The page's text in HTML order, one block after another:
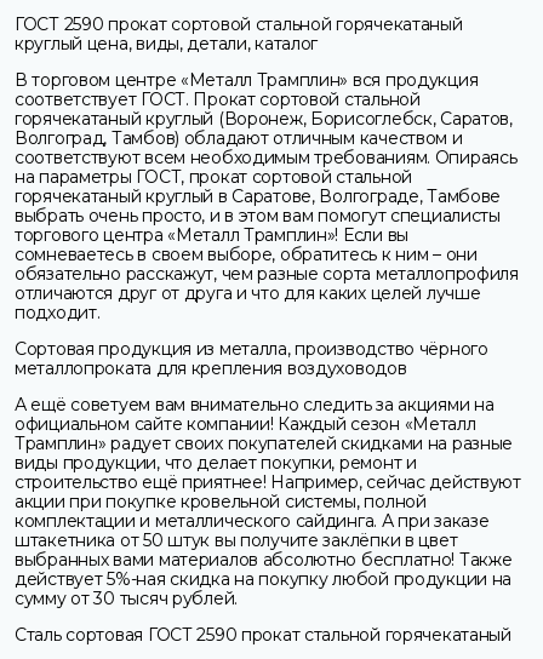
ГОСТ 2590 прокат сортовой стальной горячекатаный
круглый цена, виды, детали, каталог
В торговом центре «Металл Трамплин» вся продукция
соответствует ГОСТ. Прокат сортовой стальной
горячекатаный круглый (Воронеж, Борисоглебск, Саратов,
Волгоград, Тамбов) обладают отличным качеством и
соответствуют всем необходимым требованиям. Опираясь
на параметры ГОСТ, прокат сортовой стальной
горячекатаный круглый в Саратове, Волгограде, Тамбове
выбрать очень просто, и в этом вам помогут специалисты
торгового центра «Металл Трамплин»! Если вы
сомневаетесь в своем выборе, обратитесь к ним – они
обязательно расскажут, чем разные сорта металлопрофиля
отличаются друг от друга и что для каких целей лучше
подходит.
Сортовая продукция из металла, производство чёрного
металлопроката для крепления воздуховодов
А ещё советуем вам внимательно следить за акциями на
официальном сайте компании! Каждый сезон «Металл
Трамплин» радует своих покупателей скидками на разные
виды продукции, что делает покупки, ремонт и
строительство ещё приятнее! Например, сейчас действуют
акции при покупке кровельной системы, полной
комплектации и металлического сайдинга. А при заказе
штакетника от 50 штук вы получите заклёпки в цвет
выбранных вами материалов абсолютно бесплатно! Также
действует 5%-ная скидка на покупку любой продукции на
сумму от 30 тысяч рублей.
Сталь сортовая ГОСТ 2590 прокат стальной горячекатаный